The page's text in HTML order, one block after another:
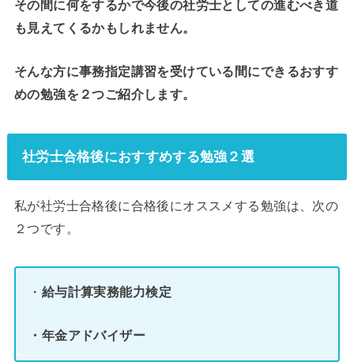
その間に何をするかで今後の社労士としての進むべき道
も見えてくるかもしれません。
そんな方に事務指定講習を受けている間にできるおすす
めの勉強を２つご紹介します。
社労士合格後におすすめする勉強２選
私が社労士合格後に合格後にオススメする勉強は、次の
２つです。
・ 給与計算実務能力検定
・年金アドバイザー